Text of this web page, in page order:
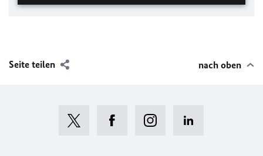
Seite teilen nach oben